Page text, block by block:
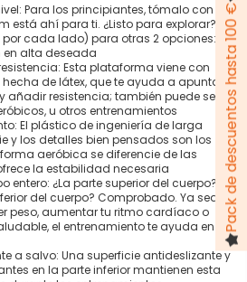
Para los principiantes, tómalo con
está ahí para ti. ¿Listo para explorar? 4
cada lado) para otras 2 opciones: 15
en alta deseada
Esta plataforma viene con
de látex, que te ayuda a apuntar
añadir resistencia; también puede ser
u otros entrenamientos
El plástico de ingeniería de larga
y los detalles bien pensados son los
aeróbica se diferencie de las
la estabilidad necesaria
entero: ¿La parte superior del cuerpo?
del cuerpo? Comprobado. Ya sea
peso, aumentar tu ritmo cardíaco o
el entrenamiento te ayuda en
a salvo: Una superficie antideslizante y
en la parte inferior mantienen esta
Pack de descuentos hasta 100 €